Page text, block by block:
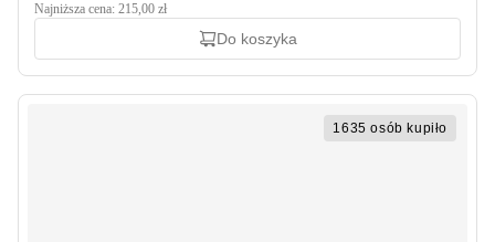
Najniższa cena: 215,00 zł
Do koszyka
1635 osób kupiło